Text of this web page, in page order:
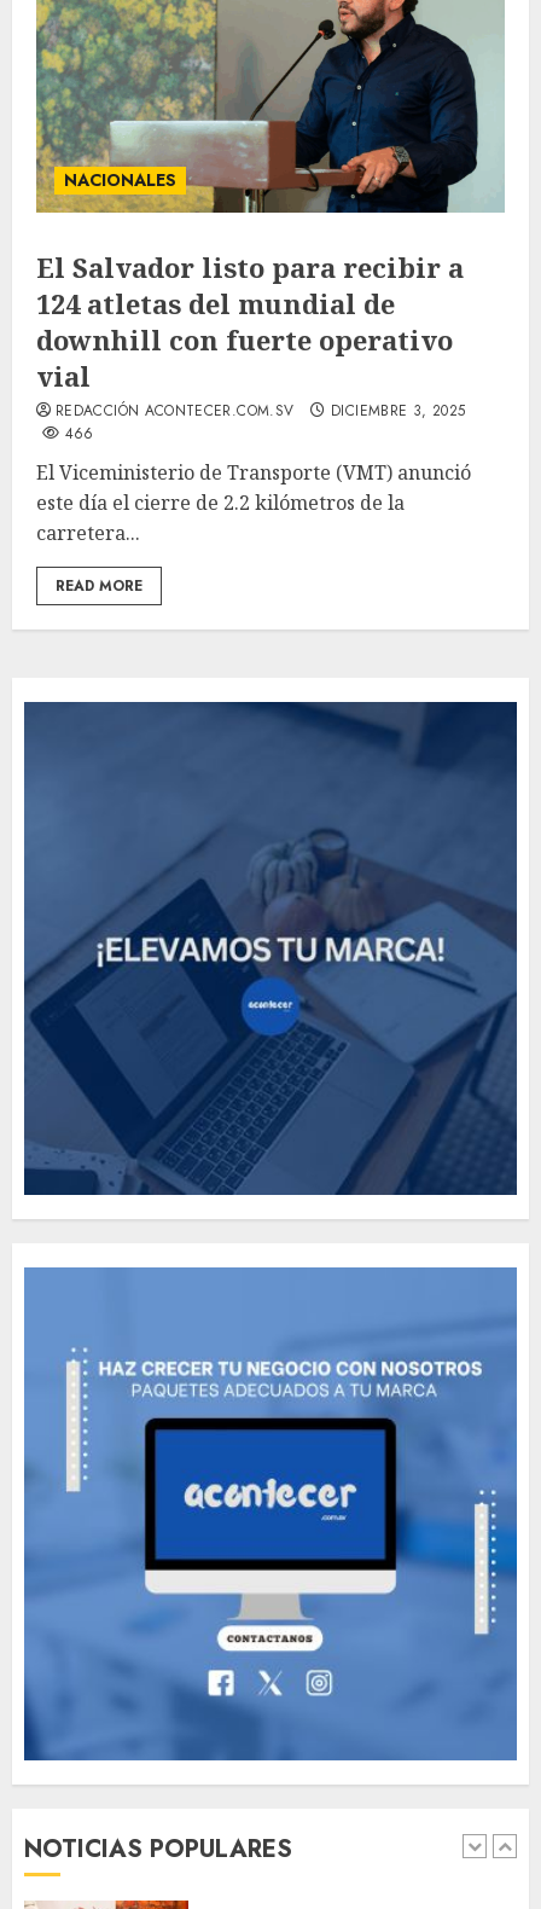
NACIONALES
El Salvador listo para recibir a
124 atletas del mundial de
downhill con fuerte operativo
vial
REDACCIÓN ACONTECER.COM.SV
DICIEMBRE 3, 2025
466
El Viceministerio de Transporte (VMT) anunció
este día el cierre de 2.2 kilómetros de la
carretera...
READ MORE
NOTICIAS POPULARES
How Many of These Italian
MAYO 14, 2024 811
Need to Know About the
Classic Cars in a Retro
Movie?
The full story of
Thailand’s extraordinary
cave rescue
MAYO 14, 2024
1
involucrados en
accidentes durante los
Vacación 2026